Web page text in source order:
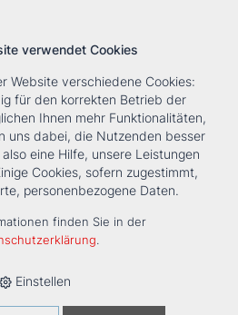
Karriere KontaktSuche
KLIMA › FANCOILS › DXC 43
verwendet Cookies
Website verschiedene Cookies:
für den korrekten Betrieb der
Ihnen mehr Funktionalitäten,
uns dabei, die Nutzenden besser
eine Hilfe, unsere Leistungen
Cookies, sofern zugestimmt,
personenbezogene Daten.
finden Sie in der
.
Einstellen